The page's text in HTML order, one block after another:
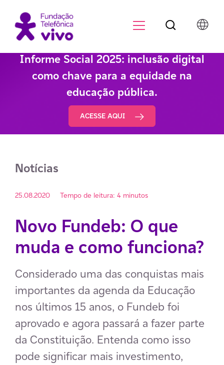
Informe Social 2025: inclusão digital
como chave para a equidade na
educação pública.
ACESSE AQUI
Notícias
25.08.2020 Tempo de leitura: 4 minutos
Novo Fundeb: O que
muda e como funciona?
Considerado uma das conquistas mais
importantes da agenda da Educação
nos últimos 15 anos, o Fundeb foi
aprovado e agora passará a fazer parte
da Constituição. Entenda como isso
pode significar mais investimento,
Botão de